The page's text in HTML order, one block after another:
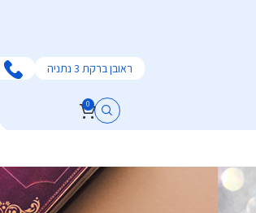
ראובן ברקת 3 נתניה
0